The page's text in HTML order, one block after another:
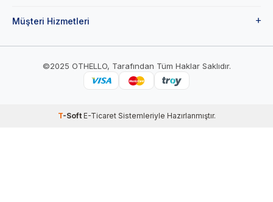
Müşteri Hizmetleri
©2025 OTHELLO, Tarafından Tüm Haklar Saklıdır.
T-Soft E-TicaretSistemleriyle Hazırlanmıştır.